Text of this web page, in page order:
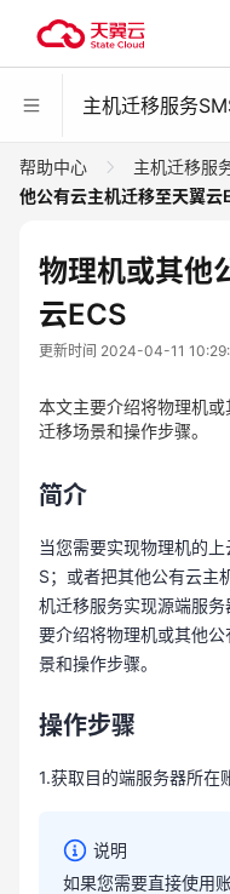
主机迁移服务
帮助中心 主机迁移服
他公有云主机迁移至天翼云
物理机或其他
云ECS
更新时间 2024-04-11
本文主要介绍将物理机
迁移场景和操作步骤。
简介
当您需要实现物理机的
S；或者把其他公有云主
机迁移服务实现源端服
要介绍将物理机或其他
景和操作步骤。
操作步骤
1.获取目的端服务器所在
说明
如果您需要直接使用